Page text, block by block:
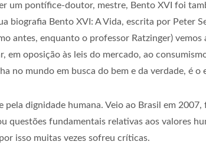
um pontífice-doutor, mestre, Bento XVI foi
biografia Bento XVI: A Vida, escrita por Peter
antes, enquanto o professor Ratzinger) vemos
oposição às leis do mercado, ao
no mundo em busca do bem e da verdade, é o
dignidade humana. Veio ao Brasil em
questões fundamentais relativas aos valores
isso muitas vezes sofreu críticas.